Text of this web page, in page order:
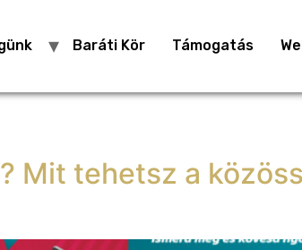
Baráti Kör Támogatás
Mit tehetsz a